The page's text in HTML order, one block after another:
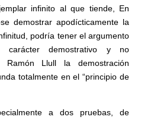
infinito al que tiende, En
demostrar apodícticamente la
podría tener el argumento
carácter demostrativo y no
Ramón Llull la demostración
totalmente en el “principio de
a dos pruebas, de